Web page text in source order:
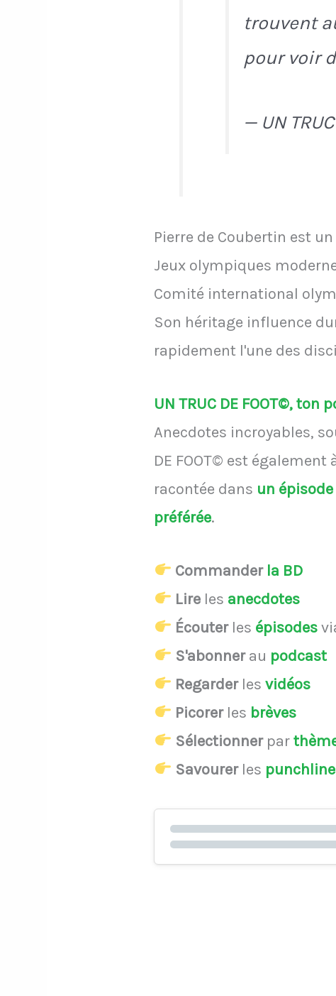
trouvent
pour voir
— UN
Pierre de Coubertin est
Jeux olympiques
Comité international
Son héritage influence
rapidement l'une des
UN TRUC DE FOOT©,
Anecdotes incroyables,
DE FOOT© est également
racontée dans un épisode
préférée.
Commander la BD
Lire les anecdotes
Écouterles épisodes
S'abonnerau podcast
Regarderlesvidéos
Picorerles brèves
Sélectionnerpar
Savourerles